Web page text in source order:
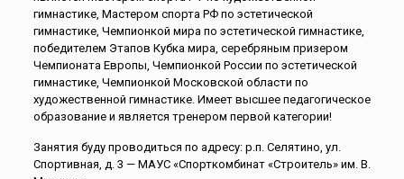
гимнастике, Мастером спорта РФ по эстетической
гимнастике, Чемпионкой мира по эстетической гимнастике,
победителем Этапов Кубка мира, серебряным призером
Чемпионата Европы, Чемпионкой России по эстетической
гимнастике, Чемпионкой Московской области по
художественной гимнастике. Имеет высшее педагогическое
образование и является тренером первой категории!
Занятия буду проводиться по адресу: р.п. Селятино, ул.
Спортивная, д. 3 — МАУС «Спорткомбинат «Строитель» им. В.